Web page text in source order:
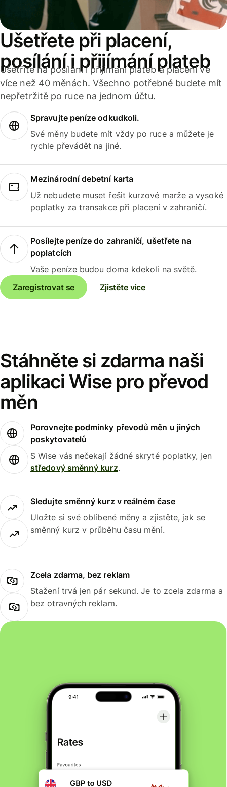
Ušetřete při placení,
posílání i přijímání plateb
Ušetříte na posílání i přijímání plateb a placení ve
více než 40 měnách. Všechno potřebné budete mít
nepřetržitě po ruce na jednom účtu.
Spravujte peníze odkudkoli.
Své měny budete mít vždy po ruce a můžete je
rychle převádět na jiné.
Mezinárodní debetní karta
Už nebudete muset řešit kurzové marže a vysoké
poplatky za transakce při placení v zahraničí.
Posílejte peníze do zahraničí, ušetřete na
poplatcích
Vaše peníze budou doma kdekoli na světě.
Zaregistrovat se
Zjistěte více
Stáhněte si zdarma naši
aplikaci Wise pro převod
měn
Porovnejte podmínky převodů měn u jiných
poskytovatelů
S Wise vás nečekají žádné skryté poplatky, jen
středový směnný kurz.
Sledujte směnný kurz v reálném čase
Uložte si své oblíbené měny a zjistěte, jak se
směnný kurz v průběhu času mění.
Zcela zdarma, bez reklam
Stažení trvá jen pár sekund. Je to zcela zdarma a
bez otravných reklam.